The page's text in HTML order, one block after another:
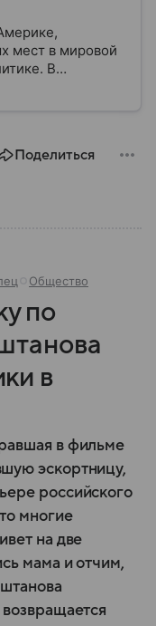
мест в мировой
В
этой стране.
Поделиться
Общество
по
в
в фильме
эскортницу,
российского
многие
на две
мама и отчим,